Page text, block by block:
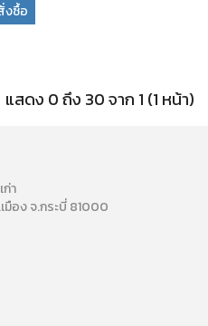
งซื้อ
แสดง 0 ถึง 30 จาก 1 (1 หน้า)
า
มือง จ.กระบี่ 81000